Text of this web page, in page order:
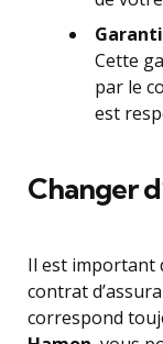
Cette
par le
est
Changer
Il est important
contrat
correspond